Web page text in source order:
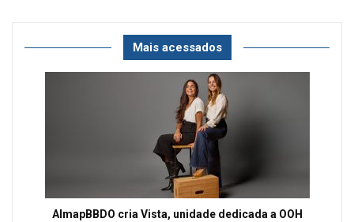
Mais acessados
AlmapBBDO cria Vista, unidade dedicada a OOH